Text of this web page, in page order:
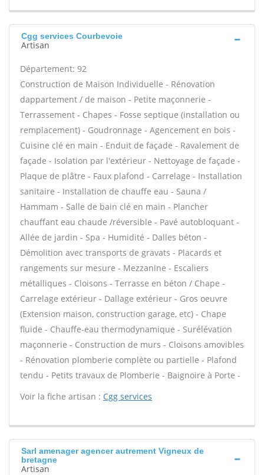
Cgg services Courbevoie
Artisan
Département: 92
Construction de Maison Individuelle - Rénovation
dappartement / de maison - Petite maçonnerie -
Terrassement - Chapes - Fosse septique (installation ou
remplacement) - Goudronnage - Agencement en bois -
Cuisine clé en main - Enduit de façade - Ravalement de
façade - Isolation par l'extérieur - Nettoyage de façade -
Plaque de plâtre - Faux plafond - Carrelage - Installation
sanitaire - Installation de chauffe eau - Sauna /
Hammam - Salle de bain clé en main - Plancher
chauffant eau chaude /réversible - Pavé autobloquant -
Allée de jardin - Spa - Humidité - Dalles béton -
Démolition avec transports de gravats - Placards et
rangements sur mesure - Mezzanine - Escaliers
métalliques - Cloisons - Terrasse en béton / Chape -
Carrelage extérieur - Dallage extérieur - Gros oeuvre
(Extension maison, construction garage, etc) - Chape
fluide - Chauffe-eau thermodynamique - Surélévation
maçonnerie - Construction de murs - Cloisons amovibles
- Rénovation plomberie complète ou partielle - Plafond
tendu - Petits travaux de Plomberie - Baignoire à Porte -
Voir la fiche artisan : Cgg services
Sarl amenager agencer autrement Vigneux de
bretagne
Artisan